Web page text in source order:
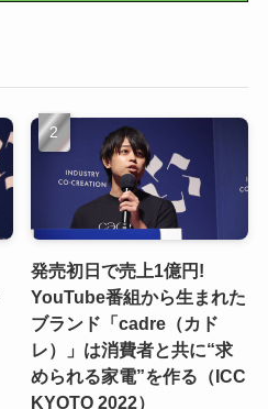
発売初日で売上1億円!
YouTube番組から生まれた
ブランド「cadre（カド
レ）」は消費者と共に“求
められる家電”を作る（ICC
KYOTO 2022）